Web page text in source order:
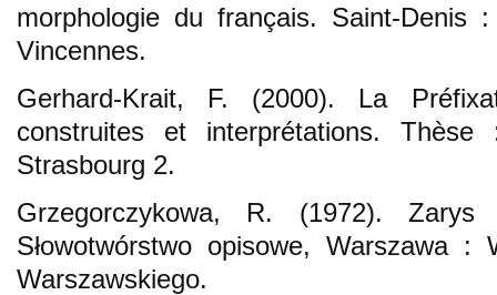
morphologie du français. Saint-Denis
Vincennes.
Gerhard-Krait, F. (2000). La
construites et interprétations.
Strasbourg 2.
Grzegorczykowa, R. (1972). Zarys
Słowotwórstwo opisowe, Warszawa :
Warszawskiego.